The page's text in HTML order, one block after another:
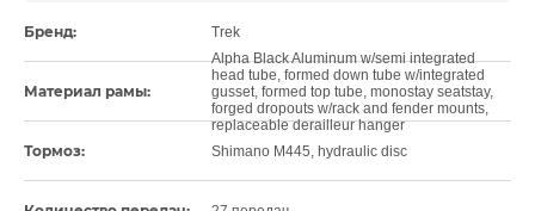
Бренд: Trek
Материал рамы:
Alpha Black Aluminum w/semi integrated
head tube, formed down tube w/integrated
gusset, formed top tube, monostay seatstay,
forged dropouts w/rack and fender mounts,
replaceable derailleur hanger
Тормоз: Shimano M445, hydraulic disc